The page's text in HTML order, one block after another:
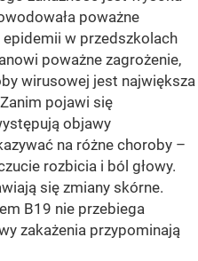
poważne
w przedszkolach
poważne zagrożenie,
wirusowej jest największa
pojawi się
objawy
na różne choroby –
rozbicia i ból głowy.
się zmiany skórne.
B19 nie przebiega
zakażenia przypominają